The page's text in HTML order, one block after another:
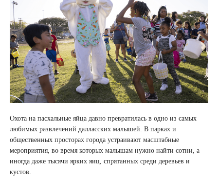
Охота на пасхальные яйца давно превратилась в одно из самых
любимых развлечений далласских малышей. В парках и
общественных просторах города устраивают масштабные
мероприятия, во время которых малышам нужно найти сотни, а
иногда даже тысячи ярких яиц, спрятанных среди деревьев и
кустов.